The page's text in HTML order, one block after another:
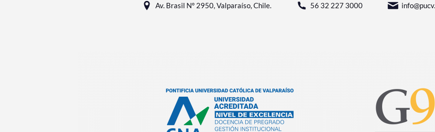
Av. Brasil N° 2950, Valparaíso, Chile. 56 32 227 3000